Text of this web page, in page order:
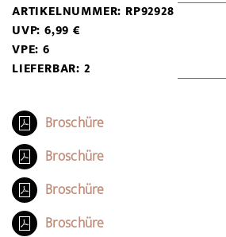
ARTIKELNUMMER: RP92928
UVP: 6,99 €
VPE: 6
LIEFERBAR: 2
Broschüre
Broschüre
Broschüre
Broschüre